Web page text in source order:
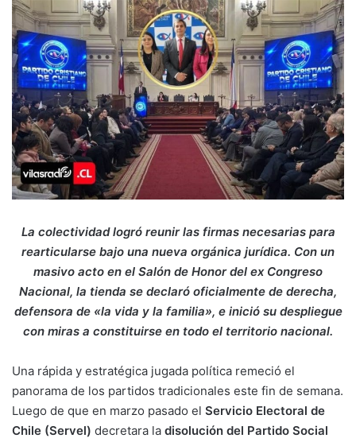
La colectividad logró reunir las firmas necesarias para
rearticularse bajo una nueva orgánica jurídica. Con un
masivo acto en el Salón de Honor del ex Congreso
Nacional, la tienda se declaró oficialmente de derecha,
defensora de «la vida y la familia», e inició su despliegue
con miras a constituirse en todo el territorio nacional.
Una rápida y estratégica jugada política remeció el
panorama de los partidos tradicionales este fin de semana.
Luego de que en marzo pasado el Servicio Electoral de
Chile (Servel) decretara la disolución del Partido Social